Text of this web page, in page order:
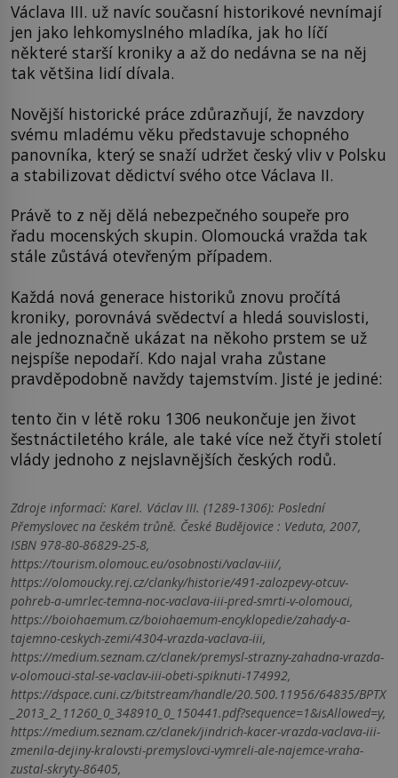
Václava III. už navíc současní historikové nevnímají
jen jako lehkomyslného mladíka, jak ho líčí
některé starší kroniky a až do nedávna se na něj
tak většina lidí dívala.
Novější historické práce zdůrazňují, že navzdory
svému mladému věku představuje schopného
panovníka, který se snaží udržet český vliv v Polsku
a stabilizovat dědictví svého otce Václava II.
Právě to z něj dělá nebezpečného soupeře pro
řadu mocenských skupin. Olomoucká vražda tak
stále zůstává otevřeným případem.
Každá nová generace historiků znovu pročítá
kroniky, porovnává svědectví a hledá souvislosti,
ale jednoznačně ukázat na někoho prstem se už
nejspíše nepodaří. Kdo najal vraha zůstane
pravděpodobně navždy tajemstvím. Jisté je jediné:
tento čin v létě roku 1306 neukončuje jen život
šestnáctiletého krále, ale také více než čtyři století
vlády jednoho z nejslavnějších českých rodů.
Zdroje informací: Karel. Václav III. (1289-1306): Poslední
Přemyslovec na českém trůně. České Budějovice : Veduta, 2007,
ISBN 978-80-86829-25-8,
https://tourism.olomouc.eu/osobnosti/vaclav-iii/,
https://olomoucky.rej.cz/clanky/historie/491-zalozpevy-otcuv-
pohreb-a-umrlec-temna-noc-vaclava-iii-pred-smrti-v-olomouci,
https://boiohaemum.cz/boiohaemum-encyklopedie/zahady-a-
tajemno-ceskych-zemi/4304-vrazda-vaclava-iii,
https://medium.seznam.cz/clanek/premysl-strazny-zahadna-vrazda-
v-olomouci-stal-se-vaclav-iii-obeti-spiknuti-174992,
https://dspace.cuni.cz/bitstream/handle/20.500.11956/64835/BPTX
_2013_2_11260_0_348910_0_150441.pdf?sequence=1&isAllowed=y,
https://medium.seznam.cz/clanek/jindrich-kacer-vrazda-vaclava-iii-
zmenila-dejiny-kralovsti-premyslovci-vymreli-ale-najemce-vraha-
zustal-skryty-86405,